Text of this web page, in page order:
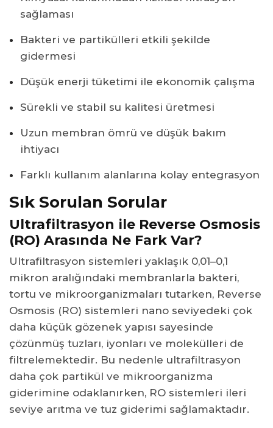
sağlaması
Bakteri ve partikülleri etkili şekilde
gidermesi
Düşük enerji tüketimi ile ekonomik çalışma
Sürekli ve stabil su kalitesi üretmesi
Uzun membran ömrü ve düşük bakım
ihtiyacı
Farklı kullanım alanlarına kolay entegrasyon
Sık Sorulan Sorular
Ultrafiltrasyon ile Reverse Osmosis
(RO) Arasında Ne Fark Var?
Ultrafiltrasyon sistemleri yaklaşık 0,01–0,1
mikron aralığındaki membranlarla bakteri,
tortu ve mikroorganizmaları tutarken, Reverse
Osmosis (RO) sistemleri nano seviyedeki çok
daha küçük gözenek yapısı sayesinde
çözünmüş tuzları, iyonları ve molekülleri de
filtrelemektedir. Bu nedenle ultrafiltrasyon
daha çok partikül ve mikroorganizma
giderimine odaklanırken, RO sistemleri ileri
seviye arıtma ve tuz giderimi sağlamaktadır.